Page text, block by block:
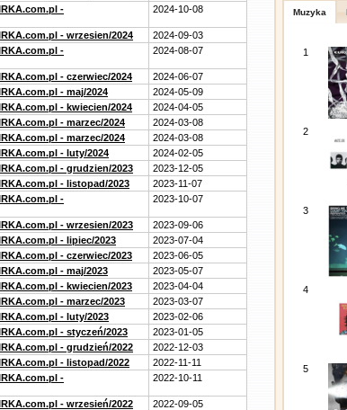
-
2024-10-08
- wrzesien/2024
2024-09-03
-
2024-08-07
- czerwiec/2024
2024-06-07
- maj/2024
2024-05-09
- kwiecien/2024
2024-04-05
- marzec/2024
2024-03-08
- marzec/2024
2024-03-08
- luty/2024
2024-02-05
- grudzien/2023
2023-12-05
- listopad/2023
2023-11-07
-
2023-10-07
- wrzesien/2023
2023-09-06
- lipiec/2023
2023-07-04
- czerwiec/2023
2023-06-05
- maj/2023
2023-05-07
- kwiecien/2023
2023-04-04
- marzec/2023
2023-03-07
- luty/2023
2023-02-06
- styczeń/2023
2023-01-05
- grudzień/2022
2022-12-03
- listopad/2022
2022-11-11
-
2022-10-11
- wrzesień/2022
2022-09-05
Muzyka
1
2
3
4
5